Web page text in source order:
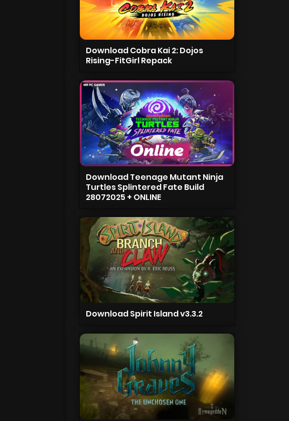
Download Cobra Kai 2: Dojos
Rising-FitGirl Repack
Download Teenage Mutant Ninja
Turtles Splintered Fate Build
28072025 + ONLINE
Download Spirit Island v3.3.2